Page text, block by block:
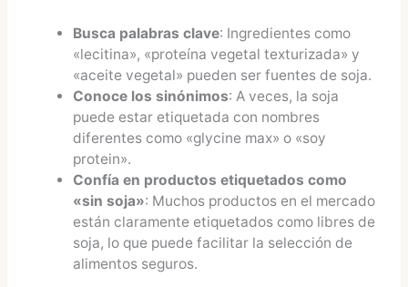
Busca palabras clave: Ingredientes como
«lecitina», «proteína vegetal texturizada» y
«aceite vegetal» pueden ser fuentes de soja.
Conoce los sinónimos: A veces, la soja
puede estar etiquetada con nombres
diferentes como «glycine max» o «soy
protein».
Confía en productos etiquetados como
«sin soja»: Muchos productos en el mercado
están claramente etiquetados como libres de
soja, lo que puede facilitar la selección de
alimentos seguros.